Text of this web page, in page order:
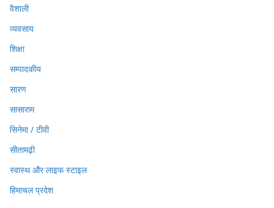
वैशाली
व्यवसाय
शिक्षा
सम्पादकीय
सारण
सासाराम
सिनेमा / टीवी
सीतामढ़ी
स्वास्थ और लाइफ स्टाइल
हिमाचल प्रदेश